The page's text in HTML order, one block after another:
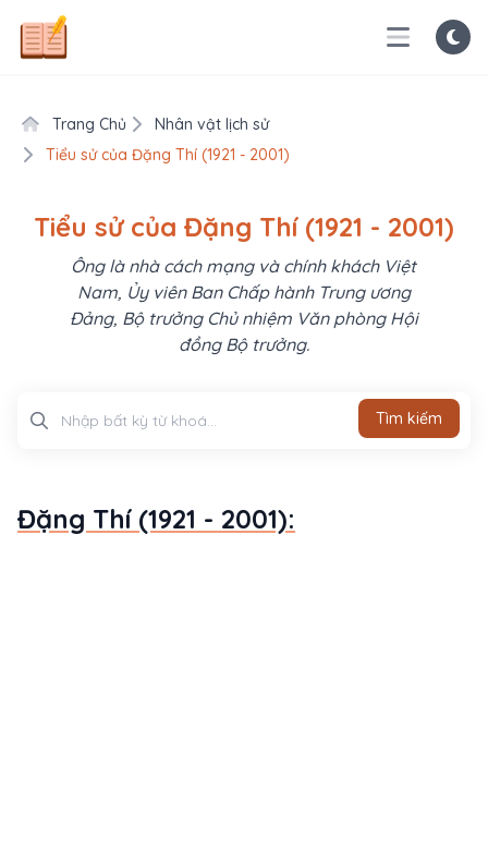
Trang Chủ
Nhân vật lịch sử
Tiểu sử của Đặng Thí (1921 - 2001)
Tiểu sử của Đặng Thí (1921 - 2001)
Ông là nhà cách mạng và chính khách Việt
Nam, Ủy viên Ban Chấp hành Trung ương
Đảng, Bộ trưởng Chủ nhiệm Văn phòng Hội
đồng Bộ trưởng.
Tìm kiếm
Đặng Thí (1921 - 2001):